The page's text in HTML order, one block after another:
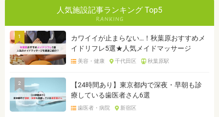
人気施設記事ランキング Top5
1
カワイイが止まらない…！秋葉原おすすめメ
イドリフレ5選★人気メイドマッサージ
美容・健康 千代田区 秋葉原駅
2
【24時間あり】東京都内で深夜・早朝も診
療している歯医者さん6選
歯医者・病院 新宿区